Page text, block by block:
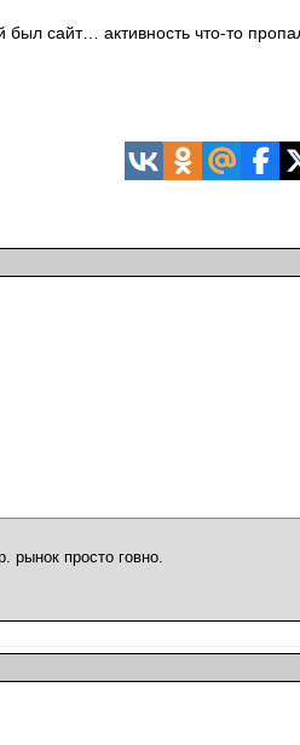
сайт… активность что-то
рынок просто говно.